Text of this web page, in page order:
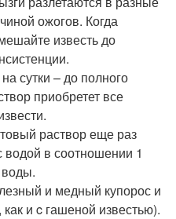
ожогов. Когда
известь до
сутки – до полного
приобретет все
раствор еще раз
в соотношении 1
воды.
и медный купорос и
и c гашеной известью).